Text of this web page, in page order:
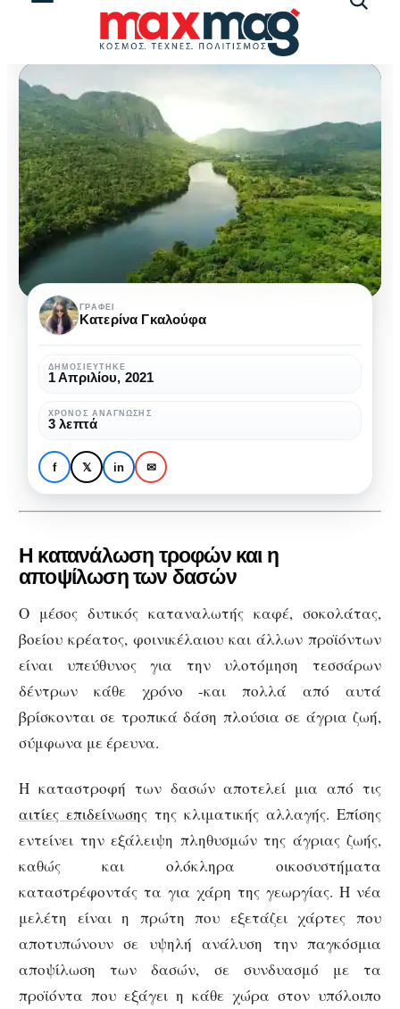
ΠΕΡΙΒΆΛΛΟΝ
Καθημερινές τροφές
που προκαλούν
καταστροφή των δασών
Καθημερινές
τροφές
που
προκαλούν
καταστροφή
των
δασών
ΓΡΆΦΕΙ
Κατερίνα Γκαλούφα
ΔΗΜΟΣΙΕΎΤΗΚΕ
1 Απριλίου, 2021
ΧΡΌΝΟΣ ΑΝΆΓΝΩΣΗΣ
3 λεπτά
f 𝕏 in ✉
Η κατανάλωση τροφών και η
αποψίλωση των δασών
Ο μέσος δυτικός καταναλωτής καφέ, σοκολάτας,
βοείου κρέατος, φοινικέλαιου και άλλων προϊόντων
είναι υπεύθυνος για την υλοτόμηση τεσσάρων
δέντρων κάθε χρόνο -και πολλά από αυτά
βρίσκονται σε τροπικά δάση πλούσια σε άγρια ​​ζωή,
σύμφωνα με έρευνα.
Η καταστροφή των δασών αποτελεί μια από τις
αιτίες επιδείνωσης της κλιματικής αλλαγής. Επίσης
εντείνει την εξάλειψη πληθυσμών της άγριας ζωής,
καθώς και ολόκληρα οικοσυστήματα
καταστρέφοντάς τα για χάρη της γεωργίας. Η νέα
μελέτη είναι η πρώτη που εξετάζει χάρτες που
αποτυπώνουν σε υψηλή ανάλυση την παγκόσμια
αποψίλωση των δασών, σε συνδυασμό με τα
προϊόντα που εξάγει η κάθε χώρα στον υπόλοιπο